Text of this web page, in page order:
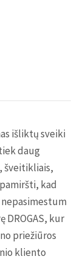
išliktų sveiki
daug
šveitikliais,
kad
DROGAS, kur
priežiūros
kliento